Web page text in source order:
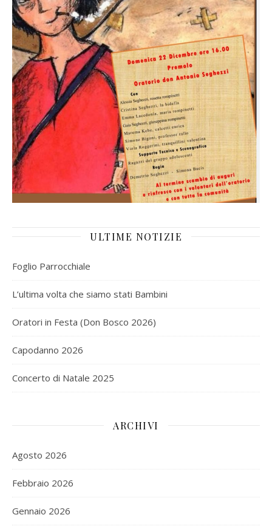
ULTIME NOTIZIE
Foglio Parrocchiale
L’ultima volta che siamo stati Bambini
Oratori in Festa (Don Bosco 2026)
Capodanno 2026
Concerto di Natale 2025
ARCHIVI
Agosto 2026
Febbraio 2026
Gennaio 2026